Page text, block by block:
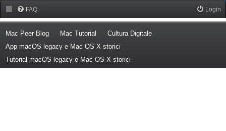
FAQ Login
Mac Peer Blog(Opens a new tab)
Mac Tutorial (Opens a new tab)
Cultura Digitale(Opens a new tab)
App macOS legacy e Mac OS X storici
Tutorial macOS legacy e Mac OS X storici